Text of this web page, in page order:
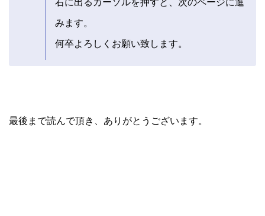
みます。
何卒よろしくお願い致します。
最後まで読んで頂き、ありがとうございます。